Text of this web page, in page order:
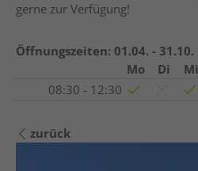
gerne zur Verfügung!
Öffnungszeiten: 01.04. - 31.10.
Mo
Di Mi
08:30 - 12:30
zurück